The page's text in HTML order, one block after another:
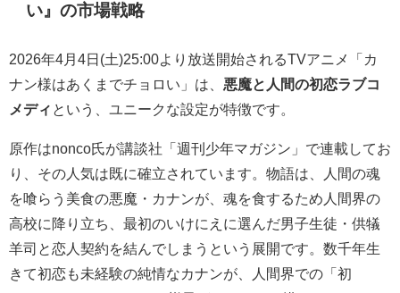
い』の市場戦略
2026年4月4日(土)25:00より放送開始されるTVアニメ「カ
ナン様はあくまでチョロい」は、 悪魔と人間の初恋ラブコ
メディ という、ユニークな設定が特徴です。
原作はnonco氏が講談社「週刊少年マガジン」で連載してお
り、その人気は既に確立されています。物語は、人間の魂
を喰らう美食の悪魔・カナンが、魂を食するため人間界の
高校に降り立ち、最初のいけにえに選んだ男子生徒・供犠
羊司と恋人契約を結んでしまうという展開です。数千年生
きて初恋も未経験の純情なカナンが、人間界での「初